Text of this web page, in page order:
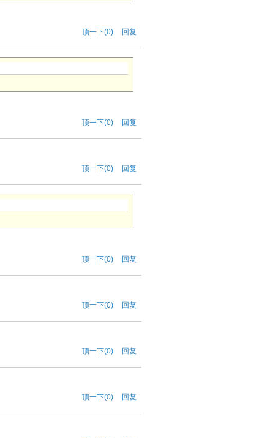
回复
顶一下(0)
回复
顶一下(0)
回复
顶一下(0)
回复
顶一下(0)
回复
顶一下(0)
回复
顶一下(0)
回复
顶一下(0)